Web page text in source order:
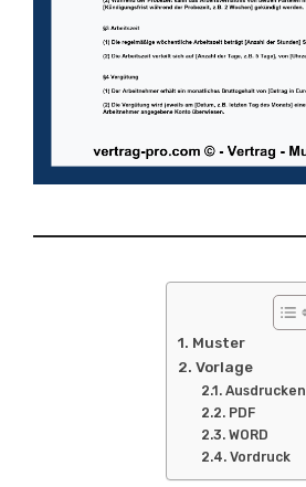
Muster
Vorlage
Ausdrucken
PDF
WORD
Vordruck